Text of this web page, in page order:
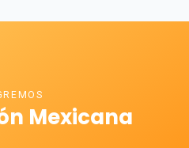
Mexicana